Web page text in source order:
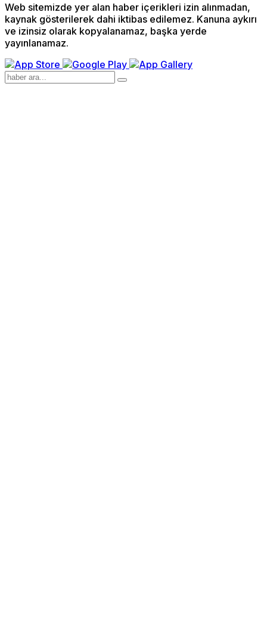
Web sitemizde yer alan haber içerikleri izin alınmadan,
kaynak gösterilerek dahi iktibas edilemez. Kanuna aykırı
ve izinsiz olarak kopyalanamaz, başka yerde
yayınlanamaz.